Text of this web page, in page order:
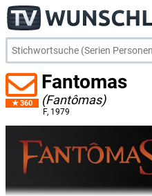
360
Fantomas
(Fantômas)
F, 1979